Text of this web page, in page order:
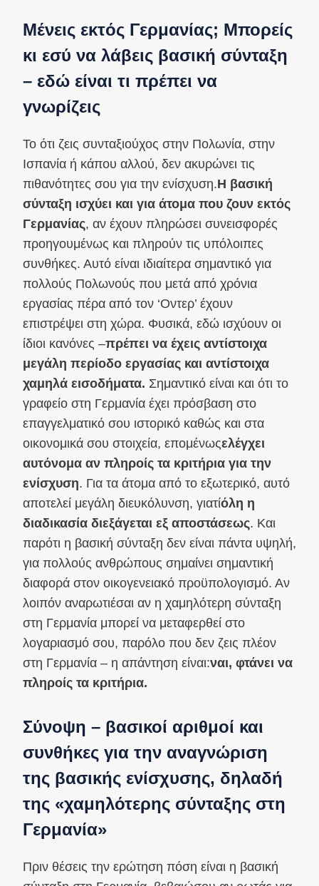
Μένεις εκτός Γερμανίας; Μπορείς
κι εσύ να λάβεις βασική σύνταξη
– εδώ είναι τι πρέπει να
γνωρίζεις
Το ότι ζεις συνταξιούχος στην Πολωνία, στην
Ισπανία ή κάπου αλλού, δεν ακυρώνει τις
πιθανότητες σου για την ενίσχυση.Η βασική
σύνταξη ισχύει και για άτομα που ζουν εκτός
Γερμανίας, αν έχουν πληρώσει συνεισφορές
προηγουμένως και πληρούν τις υπόλοιπες
συνθήκες. Αυτό είναι ιδιαίτερα σημαντικό για
πολλούς Πολωνούς που μετά από χρόνια
εργασίας πέρα από τον ‘Οντερ’ έχουν
επιστρέψει στη χώρα. Φυσικά, εδώ ισχύουν οι
ίδιοι κανόνες –πρέπει να έχεις αντίστοιχα
μεγάλη περίοδο εργασίας και αντίστοιχα
χαμηλά εισοδήματα. Σημαντικό είναι και ότι το
γραφείο στη Γερμανία έχει πρόσβαση στο
επαγγελματικό σου ιστορικό καθώς και στα
οικονομικά σου στοιχεία, επομένωςελέγχει
αυτόνομα αν πληροίς τα κριτήρια για την
ενίσχυση. Για τα άτομα από το εξωτερικό, αυτό
αποτελεί μεγάλη διευκόλυνση, γιατίόλη η
διαδικασία διεξάγεται εξ αποστάσεως. Και
παρότι η βασική σύνταξη δεν είναι πάντα υψηλή,
για πολλούς ανθρώπους σημαίνει σημαντική
διαφορά στον οικογενειακό προϋπολογισμό. Αν
λοιπόν αναρωτιέσαι αν η χαμηλότερη σύνταξη
στη Γερμανία μπορεί να μεταφερθεί στο
λογαριασμό σου, παρόλο που δεν ζεις πλέον
στη Γερμανία – η απάντηση είναι:ναι, φτάνει να
πληροίς τα κριτήρια.
Σύνοψη – βασικοί αριθμοί και
συνθήκες για την αναγνώριση
της βασικής ενίσχυσης, δηλαδή
της «χαμηλότερης σύνταξης στη
Γερμανία»
Πριν θέσεις την ερώτηση πόση είναι η βασική